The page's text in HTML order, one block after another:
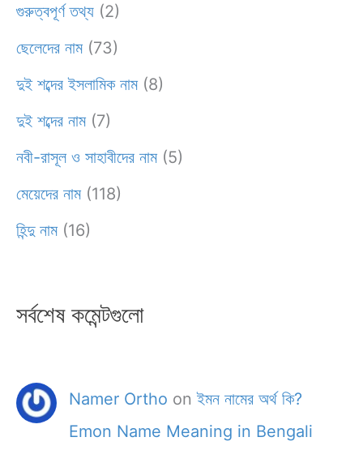
গুরুত্বপূর্ণ তথ্য (2)
ছেলেদের নাম(73)
দুই শব্দের ইসলামিক নাম(8)
দুই শব্দের নাম(7)
নবী-রাসূল ও সাহাবীদের নাম(5)
মেয়েদের নাম(118)
হিন্দু নাম(16)
সর্বশেষ কমেন্টগুলো
Namer Ortho onইমন নামের অর্থ কি?
Emon Name Meaning in Bengali